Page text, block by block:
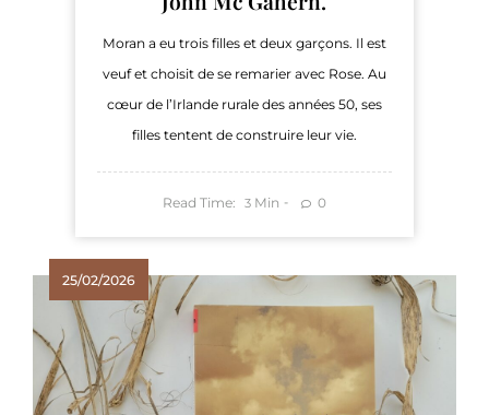
Moran a eu trois filles et deux garçons. Il est
veuf et choisit de se remarier avec Rose. Au
cœur de l’Irlande rurale des années 50, ses
filles tentent de construire leur vie.
Read Time: 3 Min 0
25/02/2026